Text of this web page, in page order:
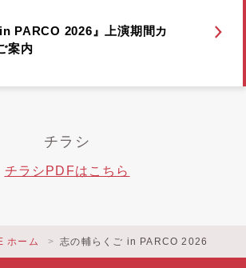
PARCO 2026』上演期間カ
案内
チラシ
チラシPDFはこちら
ホーム 志の輔らくご in PARCO 2026